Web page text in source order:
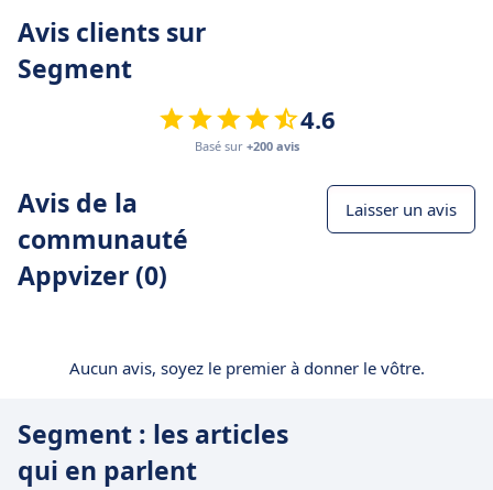
Avis clients sur
Segment
4.6
Basé sur +200 avis
Avis de la
communauté
Appvizer (0)
Laisser un avis
Aucun avis, soyez le premier à donner le vôtre.
Segment : les articles
qui en parlent